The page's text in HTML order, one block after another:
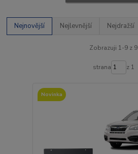
Nejnovější Nejlevnější Nejdražší
Zobrazuji 1-9 z 9
strana z 1
Novinka